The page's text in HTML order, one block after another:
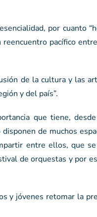
por cuanto
pacífico
de la cultura y las
y del país”.
que tiene,
de muchos
entre ellos, que
de orquestas y por
y jóvenes retomar la